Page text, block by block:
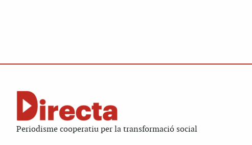
Periodisme cooperatiu per la transformació social